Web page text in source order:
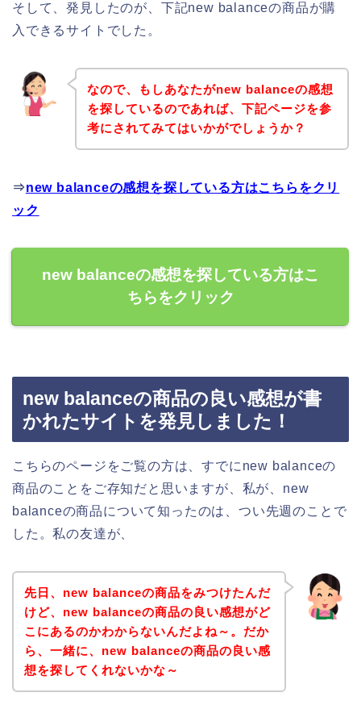
そして、発見したのが、下記new balanceの商品が購
入できるサイトでした。
なので、もしあなたがnew balanceの感想
を探しているのであれば、下記ページを参
考にされてみてはいかがでしょうか？
⇒new balanceの感想を探している方はこちらをクリ
ック
new balanceの感想を探している方はこ
ちらをクリック
new balanceの商品の良い感想が書
かれたサイトを発見しました！
こちらのページをご覧の方は、すでにnew balanceの
商品のことをご存知だと思いますが、私が、new
balanceの商品について知ったのは、つい先週のことで
した。私の友達が、
先日、new balanceの商品をみつけたんだ
けど、new balanceの商品の良い感想がど
こにあるのかわからないんだよね～。だか
ら、一緒に、new balanceの商品の良い感
想を探してくれないかな～